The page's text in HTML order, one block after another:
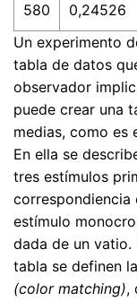
580 0,24526
Un experimento
tabla de datos
observador
puede crear una
medias, como es
En ella se
tres estímulos
correspondiencia
estímulo
dada de un vatio.
tabla se definen
(color matching),